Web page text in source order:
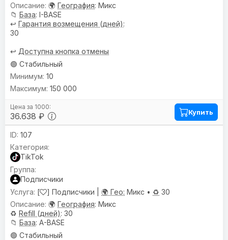
🌍 География: Микс
📁 База: I-BASE
↩️ Гарантия возмещения (дней):
30
↩️ Доступна кнопка отмены
🟢 Стабильный
36.638 ₽
10
150 000
Купить
107
TikTok
Подписчики
[
] Подписчики | 🌍 Гео: Микс • ♻️ 30
🌍 География: Микс
♻️ Refill (дней): 30
📁 База: A-BASE
🟢 Стабильный